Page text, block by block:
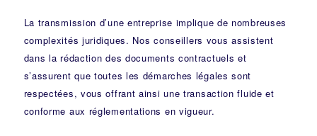
La transmission d’une entreprise implique de nombreuses
complexités juridiques. Nosconseillers vous assistent
dans la rédaction des documents contractuels et
s’assurent que toutes les démarches légales sont
respectées, vous offrant ainsi une transaction fluide et
conforme aux réglementations en vigueur.